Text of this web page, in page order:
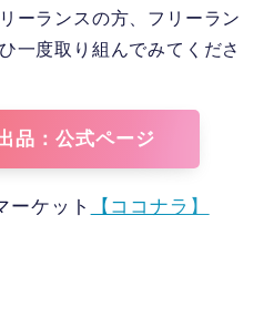
ーランスの方、フリーラン
一度取り組んでみてくださ
品：公式ページ
ーケット 【ココナラ】